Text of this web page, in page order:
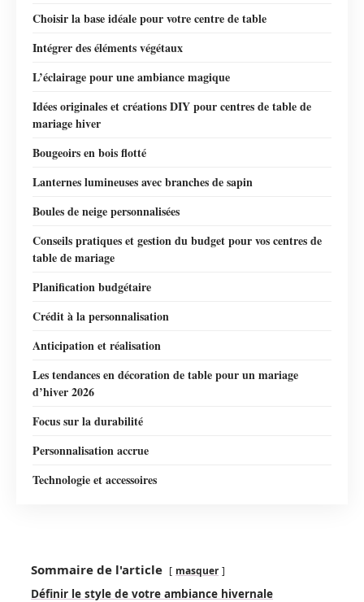
Choisir la base idéale pour votre centre de table
Intégrer des éléments végétaux
L’éclairage pour une ambiance magique
Idées originales et créations DIY pour centres de table de
mariage hiver
Bougeoirs en bois flotté
Lanternes lumineuses avec branches de sapin
Boules de neige personnalisées
Conseils pratiques et gestion du budget pour vos centres de
table de mariage
Planification budgétaire
Crédit à la personnalisation
Anticipation et réalisation
Les tendances en décoration de table pour un mariage
d’hiver 2026
Focus sur la durabilité
Personnalisation accrue
Technologie et accessoires
Sommaire de l'article masquer
Définir le style de votre ambiance hivernale